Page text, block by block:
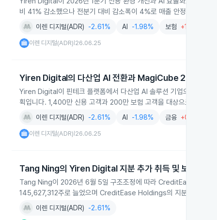
비 41% 감소했으나 전분기 대비 감소폭이 4%로 매출 안정화가 나타
이렌 디지털(ADR) -2.61% AI -1.98% 보험 +1.48%
이렌 디지털(ADR) 26.06.25
Yiren Digital의 다산업 AI 전환과 MagiCube 2.0 출시
Yiren Digital이 핀테크 플랫폼에서 다산업 AI 솔루션 기업으로 전환
획입니다. 1,400만 신용 고객과 200만 보험 고객을 대상으로 AI 서비
이렌 디지털(ADR) -2.61% AI -1.98% 금융 +0.52%
이렌 디지털(ADR) 26.06.25
Tang Ning의 Yiren Digital 지분 추가 취득 및 보유 확대
Tang Ning이 2026년 6월 5일 구조조정에 따라 CreditEase
145,627,312주로 늘었으며 CreditEase Holdings의 지분율도 약
이렌 디지털(ADR) -2.61%